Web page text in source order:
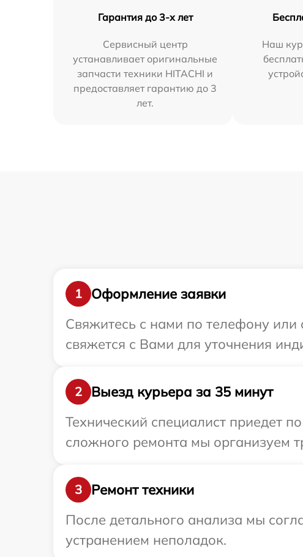
Гарантия до 3-х лет
Сервисный центр
устанавливает оригинальные
запчасти техники HITACHI и
предоставляет гарантию до 3
лет.
Наш
1
Оформление заявки
Свяжитесь с нами по телефону или
свяжется с Вами для уточнения
2
Выезд курьера за 35 минут
Технический специалист приедет
сложного ремонта мы организуем
3
Ремонт техники
После детального анализа мы
устранением неполадок.